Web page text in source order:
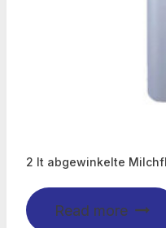
2 lt abgewinkelte
Read more